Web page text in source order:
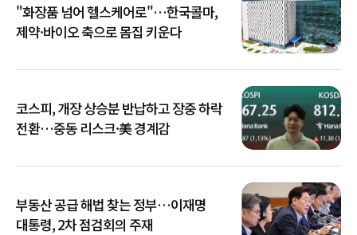
"화장품 넘어 헬스케어로"…한국콜마,
제약·바이오 축으로 몸집 키운다
코스피, 개장 상승분 반납하고 장중 하락
전환…중동 리스크·美 경계감
부동산 공급 해법 찾는 정부…이재명
대통령, 2차 점검회의 주재